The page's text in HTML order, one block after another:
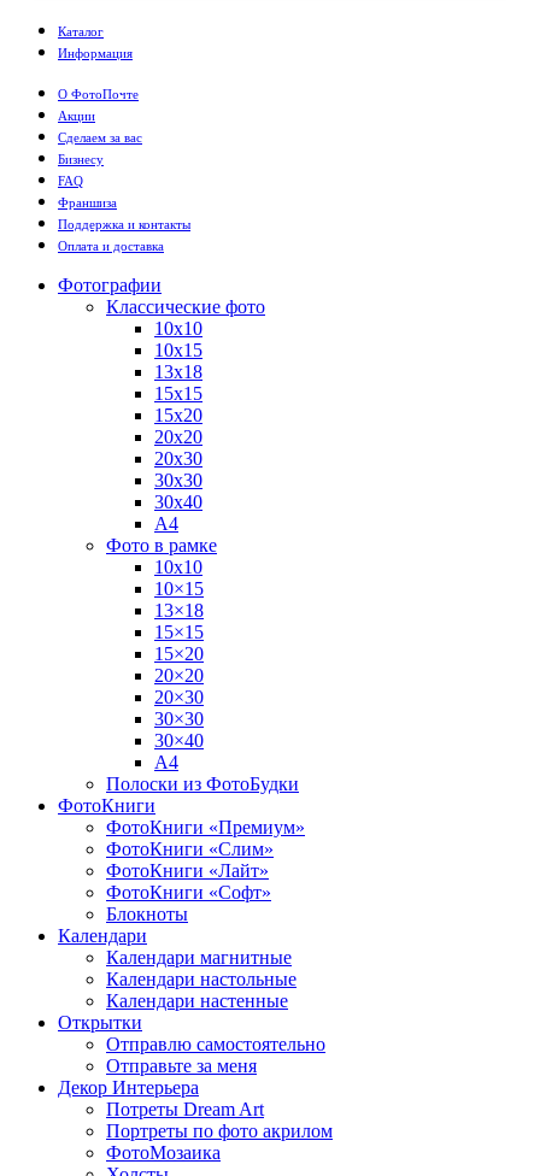
Каталог
Информация
О ФотоПочте
Акции
Сделаем за вас
Бизнесу
FAQ
Франшиза
Поддержка и контакты
Оплата и доставка
Фотографии
Классические фото
10х10
10х15
13х18
15х15
15х20
20х20
20х30
30х30
30х40
А4
Фото в рамке
10х10
10×15
13×18
15×15
15×20
20×20
20×30
30×30
30×40
A4
Полоски из ФотоБудки
ФотоКниги
ФотоКниги «Премиум»
ФотоКниги «Слим»
ФотоКниги «Лайт»
ФотоКниги «Софт»
Блокноты
Календари
Календари магнитные
Календари настольные
Календари настенные
Открытки
Отправлю самостоятельно
Отправьте за меня
Декор Интерьера
Потреты Dream Art
Портреты по фото акрилом
ФотоМозаика